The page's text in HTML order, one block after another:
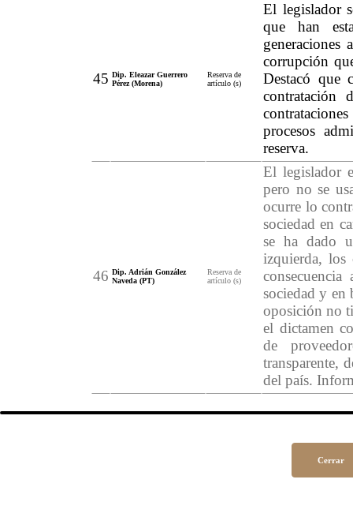
45 Dip. Eleazar Guerrero
Pérez (Morena)
Reserva de
artículo (s)
El legislador
que han
corrupción
Destacó que
contratación
procesos
reserva.
46 Dip. Adrián González
Naveda (PT)
Reserva de
artículo (s)
El legislador
pero no se
ocurre lo
sociedad en
se ha dado
izquierda,
sociedad y en
oposición no
el dictamen
de
transparente,
del país.
Cerrar